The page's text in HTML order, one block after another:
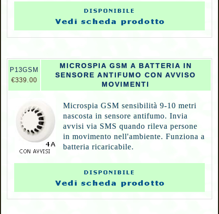
P 13GSM
€339.00
MICROSPIA GSM A BATTERIA IN
SENSORE ANTIFUMO CON AVVISO
MOVIMENTI
Microspia GSM sensibilità 9-10 metri
nascosta in sensore antifumo. Invia
avvisi via SMS quando rileva persone
in movimento nell'ambiente. Funziona a
batteria ricaricabile.